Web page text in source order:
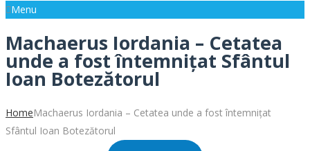
Menu
Machaerus Iordania – Cetatea
unde a fost întemnițat Sfântul
Ioan Botezătorul
HomeMachaerus Iordania – Cetatea unde a fost întemnițat
Sfântul Ioan Botezătorul